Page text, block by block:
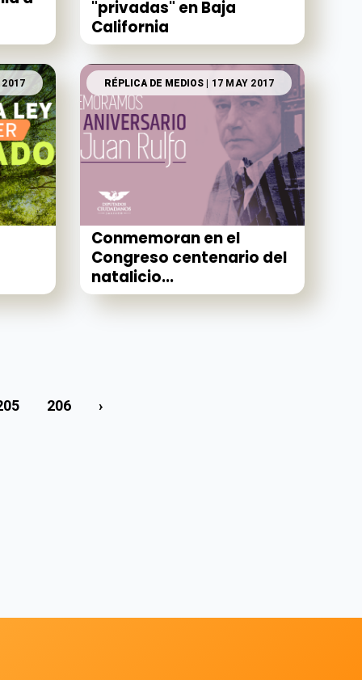
"privadas" en Baja
California
RÉPLICA DE MEDIOS | 17 MAY 2017
Conmemoran en el
Congreso centenario del
natalicio...
206 ›